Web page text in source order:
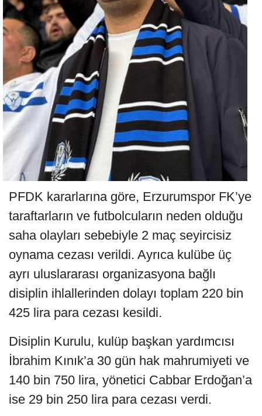
PFDK kararlarına göre, Erzurumspor FK’ye
taraftarların ve futbolcuların neden olduğu
saha olayları sebebiyle 2 maç seyircisiz
oynama cezası verildi. Ayrıca kulübe üç
ayrı uluslararası organizasyona bağlı
disiplin ihlallerinden dolayı toplam 220 bin
425 lira para cezası kesildi.
Disiplin Kurulu, kulüp başkan yardımcısı
İbrahim Kınık’a 30 gün hak mahrumiyeti ve
140 bin 750 lira, yönetici Cabbar Erdoğan’a
ise 29 bin 250 lira para cezası verdi.